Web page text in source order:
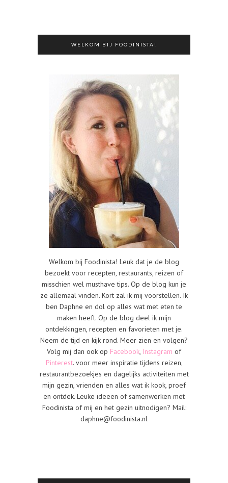
WELKOM BIJ FOODINISTA!
Welkom bij Foodinista! Leuk dat je de blog
bezoekt voor recepten, restaurants, reizen of
misschien wel musthave tips. Op de blog kun je
ze allemaal vinden. Kort zal ik mij voorstellen. Ik
ben Daphne en dol op alles wat met eten te
maken heeft. Op de blog deel ik mijn
ontdekkingen, recepten en favorieten met je.
Neem de tijd en kijk rond. Meer zien en volgen?
Volg mij dan ook op Facebook, Instagram of
Pinterest. voor meer inspiratie tijdens reizen,
restaurantbezoekjes en dagelijks activiteiten met
mijn gezin, vrienden en alles wat ik kook, proef
en ontdek. Leuke ideeën of samenwerken met
Foodinista of mij en het gezin uitnodigen? Mail:
daphne@foodinista.nl